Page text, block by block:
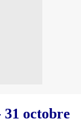
31 octobre